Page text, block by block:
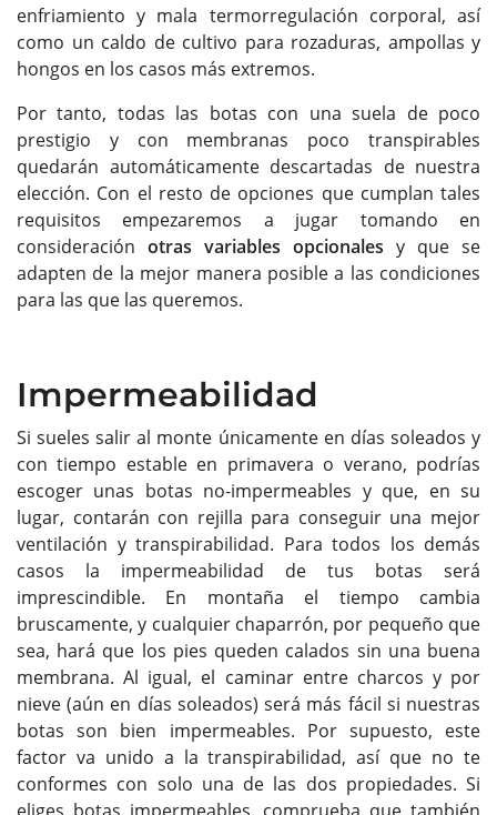
enfriamiento y mala termorregulación corporal, así
como un caldo de cultivo para rozaduras, ampollas y
hongos en los casos más extremos.
Por tanto, todas las botas con una suela de poco
prestigio y con membranas poco transpirables
quedarán automáticamente descartadas de nuestra
elección. Con el resto de opciones que cumplan tales
requisitos empezaremos a jugar tomando en
consideración otras variables opcionales y que se
adapten de la mejor manera posible a las condiciones
para las que las queremos.
Impermeabilidad
Si sueles salir al monte únicamente en días soleados y
con tiempo estable en primavera o verano, podrías
escoger unas botas no-impermeables y que, en su
lugar, contarán con rejilla para conseguir una mejor
ventilación y transpirabilidad. Para todos los demás
casos la impermeabilidad de tus botas será
imprescindible. En montaña el tiempo cambia
bruscamente, y cualquier chaparrón, por pequeño que
sea, hará que los pies queden calados sin una buena
membrana. Al igual, el caminar entre charcos y por
nieve (aún en días soleados) será más fácil si nuestras
botas son bien impermeables. Por supuesto, este
factor va unido a la transpirabilidad, así que no te
conformes con solo una de las dos propiedades. Si